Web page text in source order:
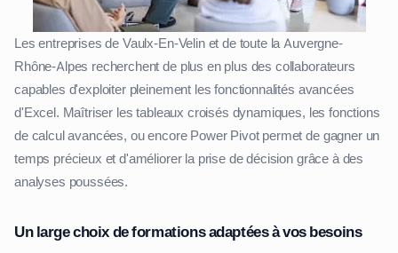
Les entreprises de Vaulx-En-Velin et de toute la Auvergne-
Rhône-Alpes recherchent de plus en plus des collaborateurs
capables d'exploiter pleinement les fonctionnalités avancées
d'Excel. Maîtriser les tableaux croisés dynamiques, les fonctions
de calcul avancées, ou encore Power Pivot permet de gagner un
temps précieux et d'améliorer la prise de décision grâce à des
analyses poussées.
Un large choix de formations adaptées à vos besoins